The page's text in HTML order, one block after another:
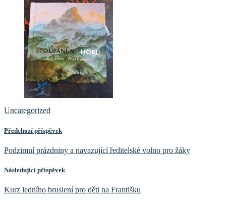
Uncategorized
Předchozí příspěvek
Podzimní prázdniny a navazující ředitelské volno pro žáky
Následující příspěvek
Kurz ledního bruslení pro děti na Františku